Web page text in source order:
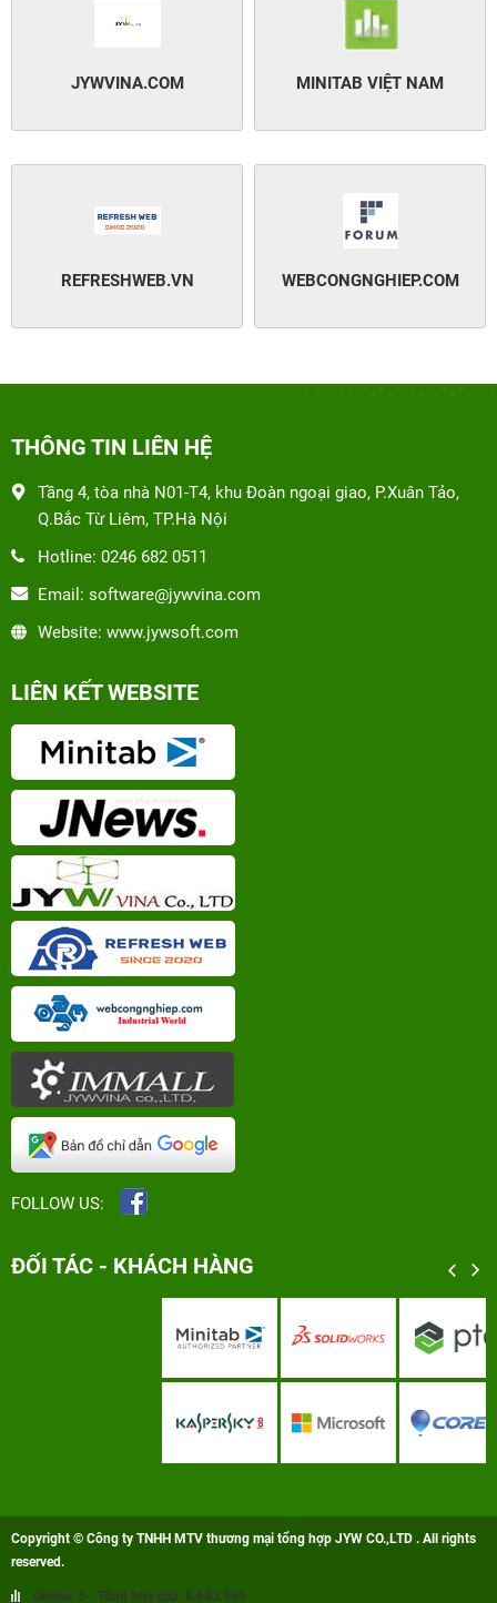
JYWVINA.COM MINITAB VIỆT NAM
REFRESHWEB.VN WEBCONGNGHIEP.COM
THÔNG TIN LIÊN HỆ
Tầng 4, tòa nhà N01-T4, khu Đoàn ngoại giao, P.Xuân Tảo,
Q.Bắc Từ Liêm, TP.Hà Nội
Hotline: 0246 682 0511
Email: software@jywvina.com
Website: www.jywsoft.com
LIÊN KẾT WEBSITE
FOLLOW US:
ĐỐI TÁC - KHÁCH HÀNG
Copyright © Công ty TNHH MTV thương mại tổng hợp JYW CO.,LTD . All rights
reserved.
Online: 5 - Tổng truy cập: 8.683.969